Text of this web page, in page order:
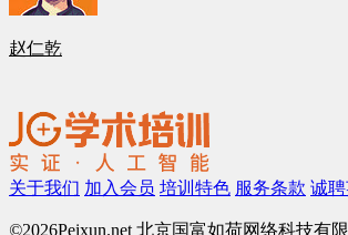
赵仁乾
关于我们 加入会员 培训特色 服务条款 诚
©2026Peixun.net 北京国富如荷网络科技有